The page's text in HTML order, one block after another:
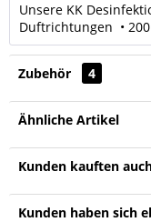
Unsere KK
Duftrichtungen •
Zubehör 4
Ähnliche Artikel
Kunden kauften
Kunden haben sich